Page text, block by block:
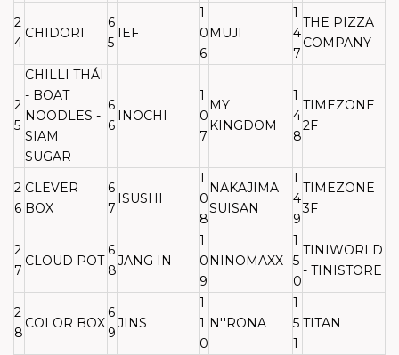
2
4
CHIDORI
6
5
IEF
1
0
6
MUJI
1
4
7
THE PIZZA
COMPANY
2
5
CHILLI THÁI
- BOAT
NOODLES -
SIAM
SUGAR
6
6
INOCHI
1
0
7
MY
KINGDOM
1
4
8
TIMEZONE
2F
2
6
CLEVER
BOX
6
7
ISUSHI
1
0
8
NAKAJIMA
SUISAN
1
4
9
TIMEZONE
3F
2
7
CLOUD POT
6
8
JANG IN
1
0
9
NINOMAXX
1
5
0
TINIWORLD
- TINISTORE
2
8
COLOR BOX
6
9
JINS
1
1
0
N''RONA
1
5
1
TITAN